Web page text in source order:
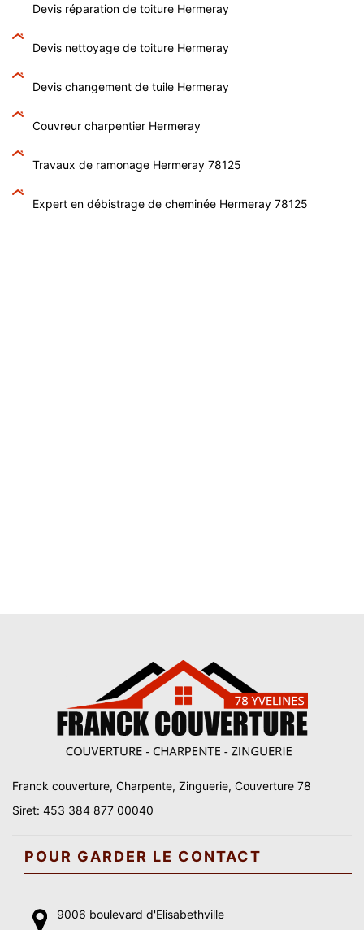
Devis réparation de toiture Hermeray
Devis nettoyage de toiture Hermeray
Devis changement de tuile Hermeray
Couvreur charpentier Hermeray
Travaux de ramonage Hermeray 78125
Expert en débistrage de cheminée Hermeray 78125
Franck couverture, Charpente, Zinguerie, Couverture 78
Siret: 453 384 877 00040
POUR GARDER LE CONTACT
9006 boulevard d'Elisabethville